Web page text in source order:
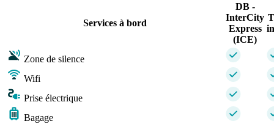
Services à bord
DB -
InterCity
Express
(ICE)
Zone de silence
Wifi
Prise électrique
Bagage